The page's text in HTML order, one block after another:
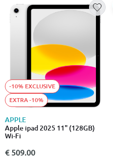
-10% EXCLUSIVE
EXTRA -10%
APPLE
Apple ipad 2025 11" (128GB)
Wi-Fi
€ 509.00